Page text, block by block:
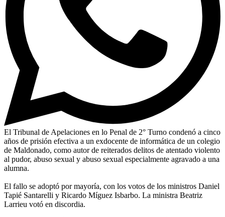
El Tribunal de Apelaciones en lo Penal de 2° Turno condenó a cinco
años de prisión efectiva a un exdocente de informática de un colegio
de Maldonado, como autor de reiterados delitos de atentado violento
al pudor, abuso sexual y abuso sexual especialmente agravado a una
alumna.
El fallo se adoptó por mayoría, con los votos de los ministros Daniel
Tapié Santarelli y Ricardo Míguez Isbarbo. La ministra Beatriz
Larrieu votó en discordia.